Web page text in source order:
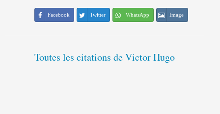
Facebook Twitter WhatsApp Image
Toutes les citations de Victor Hugo